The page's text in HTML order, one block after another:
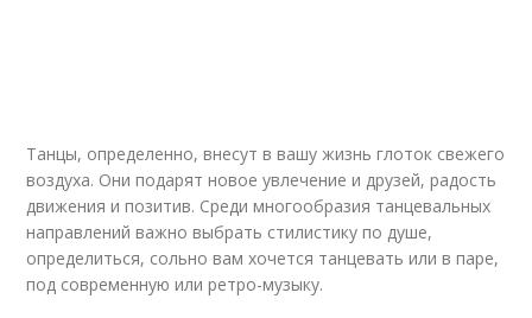
Танцы, определенно, внесут в вашу жизнь глоток свежего
воздуха. Они подарят новое увлечение и друзей, радость
движения и позитив. Среди многообразия танцевальных
направлений важно выбрать стилистику по душе,
определиться, сольно вам хочется танцевать или в паре,
под современную или ретро-музыку.